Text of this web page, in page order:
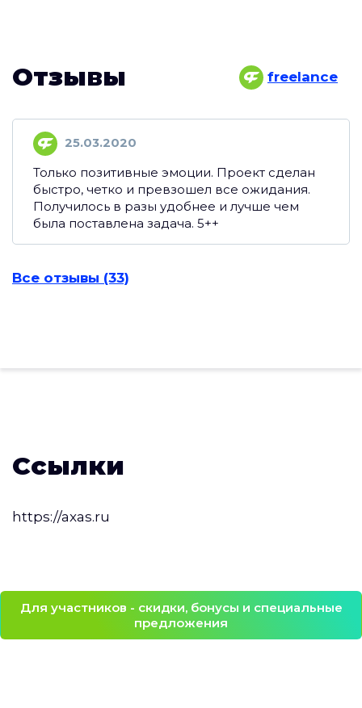
Отзывы freelance
25.03.2020
Только позитивные эмоции. Проект сделан
быстро, четко и превзошел все ожидания.
Получилось в разы удобнее и лучше чем
была поставлена задача. 5++
Все отзывы (33)
Ссылки
https://axas.ru
Для участников - скидки, бонусы и специальные
предложения